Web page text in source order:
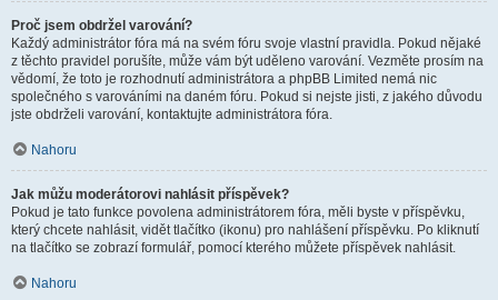
Proč jsem obdržel varování?
Každý administrátor fóra má na svém fóru svoje vlastní pravidla. Pokud nějaké
z těchto pravidel porušíte, může vám být uděleno varování. Vezměte prosím na
vědomí, že toto je rozhodnutí administrátora a phpBB Limited nemá nic
společného s varováními na daném fóru. Pokud si nejste jisti, z jakého důvodu
jste obdrželi varování, kontaktujte administrátora fóra.
Nahoru
Jak můžu moderátorovi nahlásit příspěvek?
Pokud je tato funkce povolena administrátorem fóra, měli byste v příspěvku,
který chcete nahlásit, vidět tlačítko (ikonu) pro nahlášení příspěvku. Po kliknutí
na tlačítko se zobrazí formulář, pomocí kterého můžete příspěvek nahlásit.
Nahoru